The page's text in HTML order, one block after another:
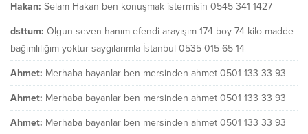
Hakan: Selam Hakan ben konuşmak istermisin 0545 341 1427
dsttum: Olgun seven hanım efendi arayışım 174 boy 74 kilo madde
bağımlılığım yoktur saygılarımla İstanbul 0535 015 65 14
Ahmet: Merhaba bayanlar ben mersinden ahmet 0501 133 33 93
Ahmet: Merhaba bayanlar ben mersinden ahmet 0501 133 33 93
Ahmet: Merhaba bayanlar ben mersinden ahmet 0501 133 33 93